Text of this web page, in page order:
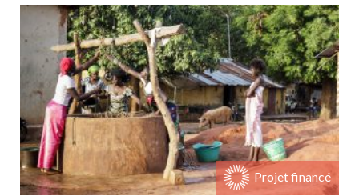
Projet financé
Soutenir ce projet